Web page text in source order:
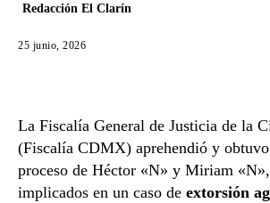
Redacción El Clarín
25 junio, 2026
La Fiscalía General de Justicia de la
(Fiscalía CDMX) aprehendió y
proceso de Héctor «N» y Miriam
implicados en un caso de extorsión